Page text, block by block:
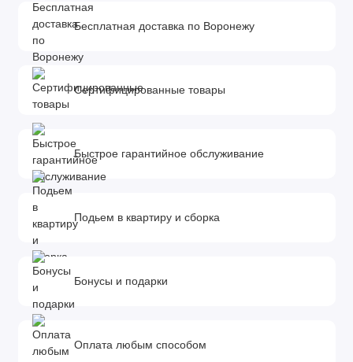
Бесплатная доставка по Воронежу
Сертифицированные товары
Быстрое гарантийное обслуживание
Подьем в квартиру и сборка
Бонусы и подарки
Оплата любым способом